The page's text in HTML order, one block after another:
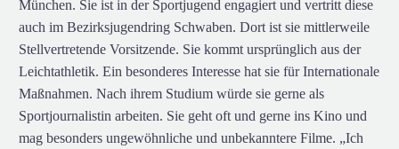
München. Sie ist in der Sportjugend engagiert und vertritt diese
auch im Bezirksjugendring Schwaben. Dort ist sie mittlerweile
Stellvertretende Vorsitzende. Sie kommt ursprünglich aus der
Leichtathletik. Ein besonderes Interesse hat sie für Internationale
Maßnahmen. Nach ihrem Studium würde sie gerne als
Sportjournalistin arbeiten. Sie geht oft und gerne ins Kino und
mag besonders ungewöhnliche und unbekanntere Filme. „Ich